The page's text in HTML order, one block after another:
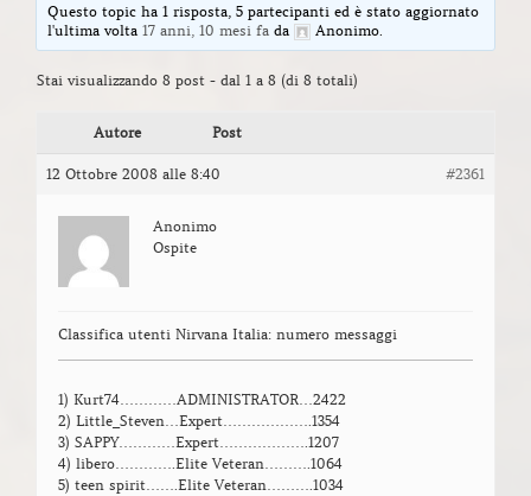
Questo topic ha 1 risposta, 5 partecipanti ed è stato aggiornato
l'ultima volta17 anni, 10 mesi fa da Anonimo.
Stai visualizzando 8 post - dal 1 a 8 (di 8 totali)
Autore Post
12 Ottobre 2008 alle 8:40 #2361
Anonimo
Ospite
Classifica utenti Nirvana Italia: numero messaggi
1) Kurt74…………ADMINISTRATOR…2422
2) Little_Steven…Expert……………….1354
3) SAPPY…………Expert……………….1207
4) libero………….Elite Veteran……….1064
5) teen spirit…….Elite Veteran……….1034